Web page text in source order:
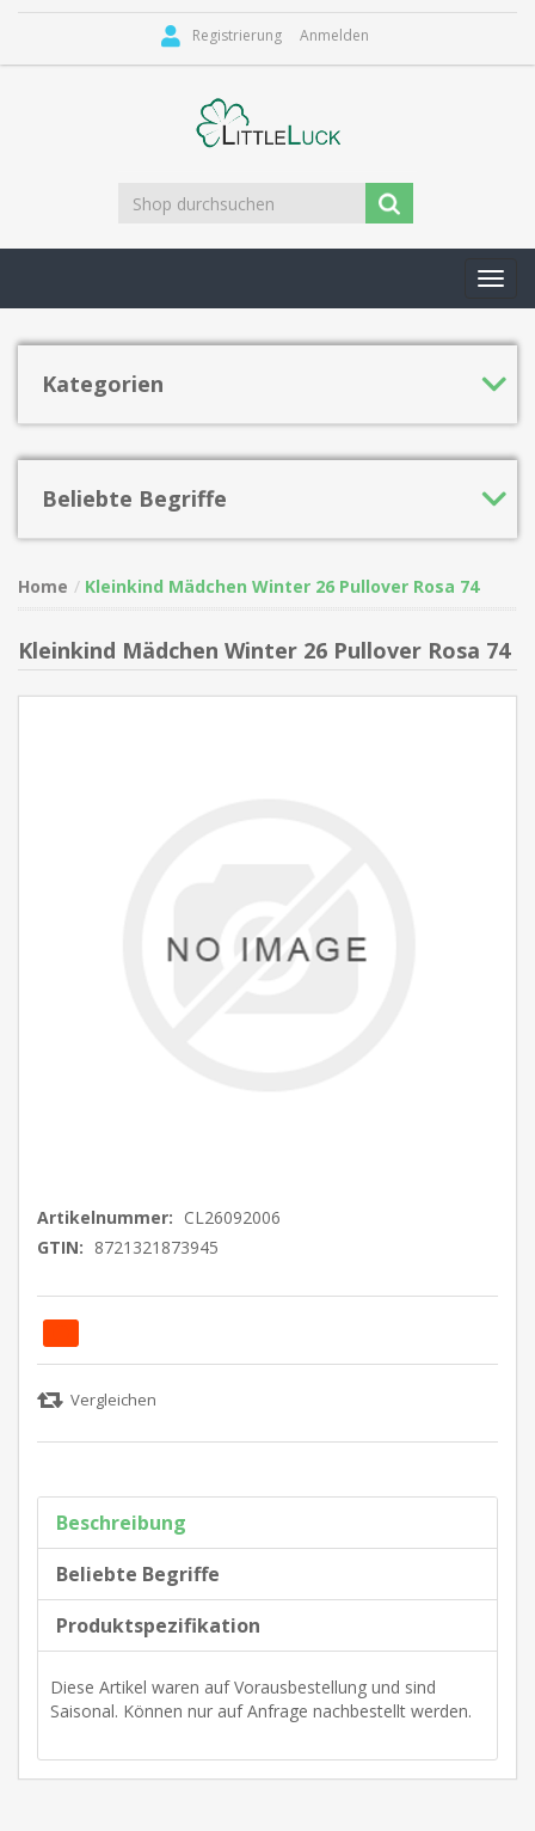
Registrierung Anmelden
Kategorien
Beliebte Begriffe
Home Kleinkind Mädchen Winter 26 Pullover Rosa 74
Kleinkind Mädchen Winter 26 Pullover Rosa 74
Artikelnummer: CL26092006
GTIN: 8721321873945
Beschreibung
Beliebte Begriffe
Produktspezifikation
Diese Artikel waren auf Vorausbestellung und sind
Saisonal. Können nur auf Anfrage nachbestellt werden.